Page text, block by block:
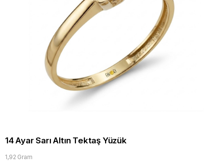
14 Ayar Sarı Altın Tektaş Yüzük
1,92 Gram